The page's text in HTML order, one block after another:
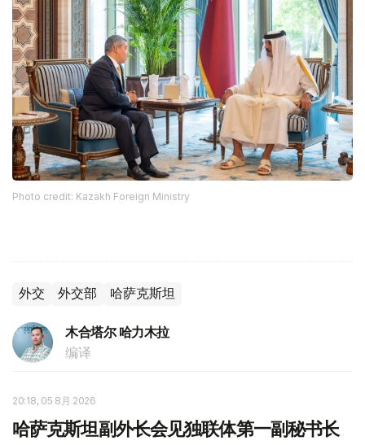
Photo credit: Kazakh Foreign Ministry
外交 外交部 哈萨克斯坦
木合塔尔 哈力木拉
编译
20:18, 05 8月 2026
哈萨克斯坦副外长会见独联体第一副秘书长